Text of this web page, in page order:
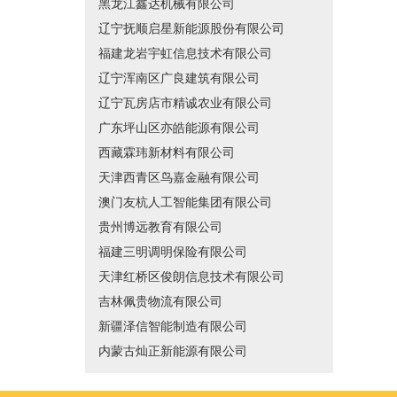
黑龙江鑫达机械有限公司
辽宁抚顺启星新能源股份有限公司
福建龙岩宇虹信息技术有限公司
辽宁浑南区广良建筑有限公司
辽宁瓦房店市精诚农业有限公司
广东坪山区亦皓能源有限公司
西藏霖玮新材料有限公司
天津西青区鸟嘉金融有限公司
澳门友杭人工智能集团有限公司
贵州博远教育有限公司
福建三明调明保险有限公司
天津红桥区俊朗信息技术有限公司
吉林佩贵物流有限公司
新疆泽信智能制造有限公司
内蒙古灿正新能源有限公司